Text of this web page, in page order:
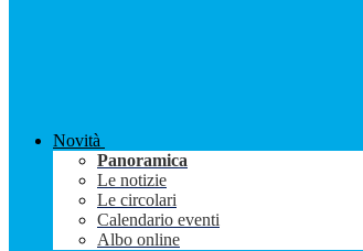
Novità
Panoramica
Le notizie
Le circolari
Calendario eventi
Albo online